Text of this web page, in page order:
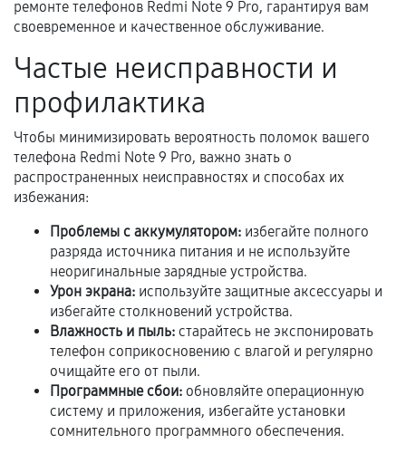
Гарантийный талон.
Акт выполненных работ с датой, перечнем
услуг и сроком гарантии.
Документы на установленные комплектующие
и кассовый чек.
В некоторых случаях возможно оформление
расширенной гарантии. Стоимость, сроки и
условия продления согласовываются отдельно и
фиксируются в документах.
Когда гарантия не действует
Нарушение правил эксплуатации,
ремонте телефонов Redmi Note 9 Pro, гарантируя вам
своевременное и качественное обслуживание.
Частые неисправности и
профилактика
Чтобы минимизировать вероятность поломок вашего
телефона Redmi Note 9 Pro, важно знать о
распространенных неисправностях и способах их
избежания:
Проблемы с аккумулятором: избегайте полного
разряда источника питания и не используйте
неоригинальные зарядные устройства.
Урон экрана: используйте защитные аксессуары и
избегайте столкновений устройства.
Влажность и пыль: старайтесь не экспонировать
телефон соприкосновению с влагой и регулярно
очищайте его от пыли.
Программные сбои: обновляйте операционную
систему и приложения, избегайте установки
сомнительного программного обеспечения.